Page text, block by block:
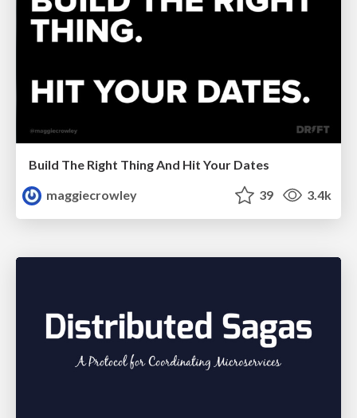
Build The Right Thing And Hit Your Dates
maggiecrowley
39 3.4k